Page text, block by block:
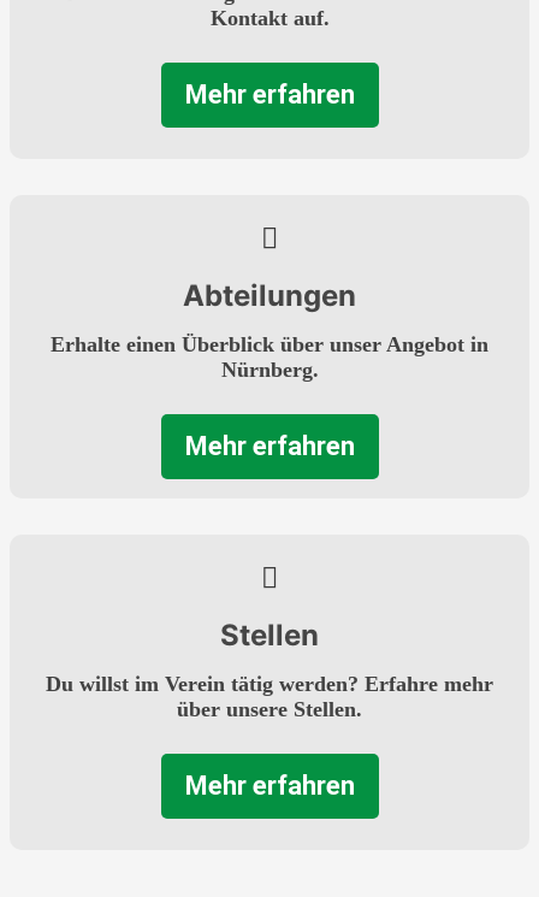
Kontakt auf.
Mehr erfahren
Abteilungen
Erhalte einen Überblick über unser Angebot in
Nürnberg.
Mehr erfahren
Stellen
Du willst im Verein tätig werden? Erfahre mehr
über unsere Stellen.
Mehr erfahren